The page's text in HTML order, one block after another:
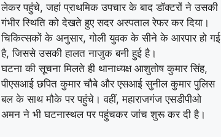
लेकर पहुंचे, जहां प्राथमिक उपचार के बाद डॉक्टरों ने उसकी
गंभीर स्थिति को देखते हुए सदर अस्पताल रेफर कर दिया।
चिकित्सकों के अनुसार, गोली युवक के सीने के आरपार हो गई
है, जिससे उसकी हालत नाजुक बनी हुई है।
घटना की सूचना मिलते ही थानाध्यक्ष आशुतोष कुमार सिंह,
पीएसआई छपित कुमार चौबे और एसआई सुनील कुमार पुलिस
बल के साथ मौके पर पहुंचे। वहीं, महाराजगंज एसडीपीओ
अमन ने भी घटनास्थल पर पहुंचकर जांच शुरू कर दी है।